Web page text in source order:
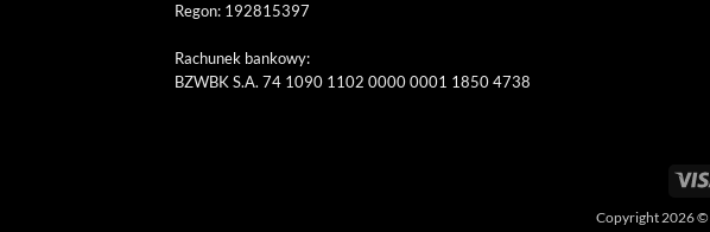
Regon: 192815397
Rachunek bankowy:
BZWBK S.A. 74 1090 1102 0000 0001 1850 4738
Copyright 2026 ©